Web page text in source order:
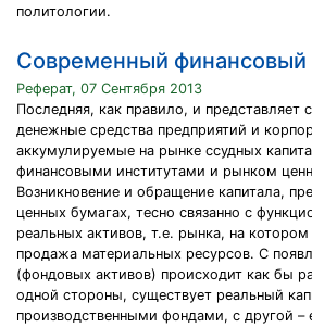
политологии.
Современный финансовый
Реферат, 07 Сентября 2013
Последняя, как правило, и представляет
денежные средства предприятий и
аккумулируемые на рынке ссудных
финансовыми институтами и рынком
Возникновение и обращение капитала,
ценных бумагах, тесно связанно с
реальных активов, т.е. рынка, на
продажа материальных ресурсов. С
(фондовых активов) происходит как бы
одной стороны, существует реальный
производственными фондами, с другой –